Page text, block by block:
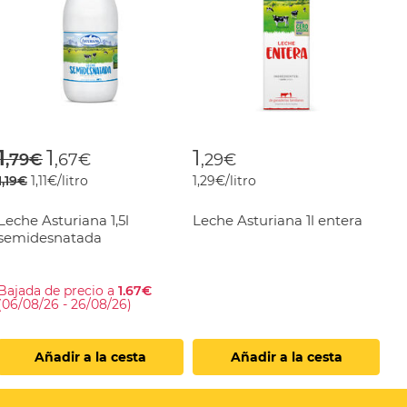
reduced from
,79€to
1,67€
1,11€/litro
Asturiana 1,5l
de precio a 1.67€
08/26 - 26/08/26)
Añadir a la cesta
1,29€
1,29€/litro
Leche Asturiana 1l entera
Añadir a la cesta